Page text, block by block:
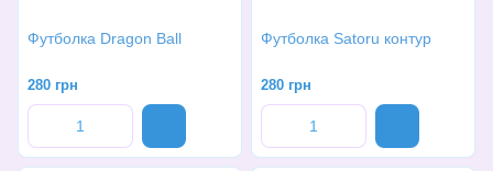
Футболка Dragon Ball
280 грн
Футболка Satoru контур
280 грн